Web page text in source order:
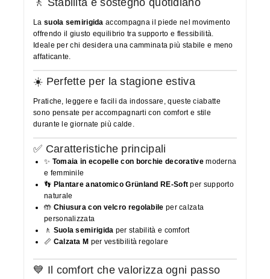
La suola semirigida accompagna il piede nel movimento
offrendo il giusto equilibrio tra supporto e flessibilità.
Ideale per chi desidera una camminata più stabile e meno
affaticante.
☀️ Perfette per la stagione estiva
Pratiche, leggere e facili da indossare, queste ciabatte
sono pensate per accompagnarti con comfort e stile
durante le giornate più calde.
✅ Caratteristiche principali
✨ Tomaia in ecopelle con borchie decorativemoderna
e femminile
👣 Plantare anatomico Grünland RE-Soft per supporto
naturale
🤲 Chiusura con velcro regolabile per calzata
personalizzata
🚶 Suola semirigida per stabilità e comfort
📏 Calzata M per vestibilità regolare
💙 Il comfort che valorizza ogni passo